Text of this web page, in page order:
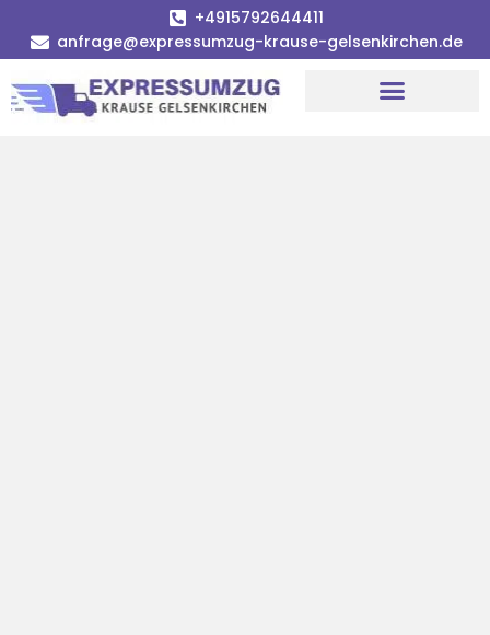
+4915792644411
anfrage@expressumzug-krause-gelsenkirchen.de